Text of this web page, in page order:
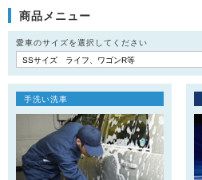
商品メニュー
愛車のサイズを選択してください
手洗い洗車